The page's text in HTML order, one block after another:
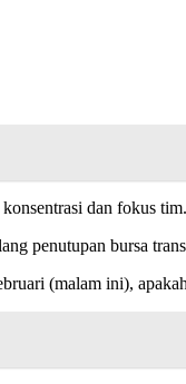
dan fokus tim.
penutupan bursa
(malam ini),